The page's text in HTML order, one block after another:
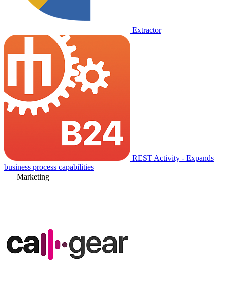
Extractor
REST Activity - Expands
business process capabilities
Marketing